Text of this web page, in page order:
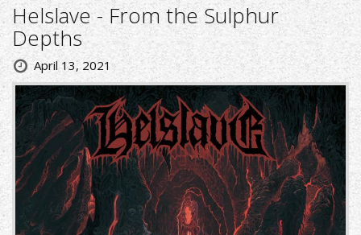
Helslave - From the Sulphur
Depths
April 13, 2021